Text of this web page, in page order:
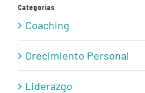
Categorías
Coaching
Crecimiento Personal
Liderazgo